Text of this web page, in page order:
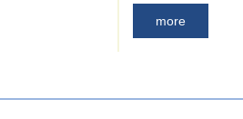
more